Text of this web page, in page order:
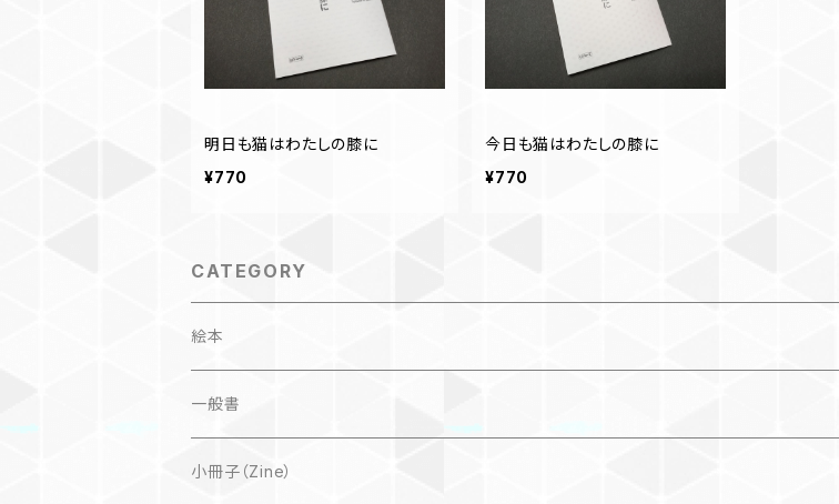
明日も猫はわたしの膝に
¥770
今日も猫はわたしの膝に
¥770
CATEGORY
絵本
子ども
自然科学絵本
大人にも
一般書
海外翻訳
小冊子（Zine）